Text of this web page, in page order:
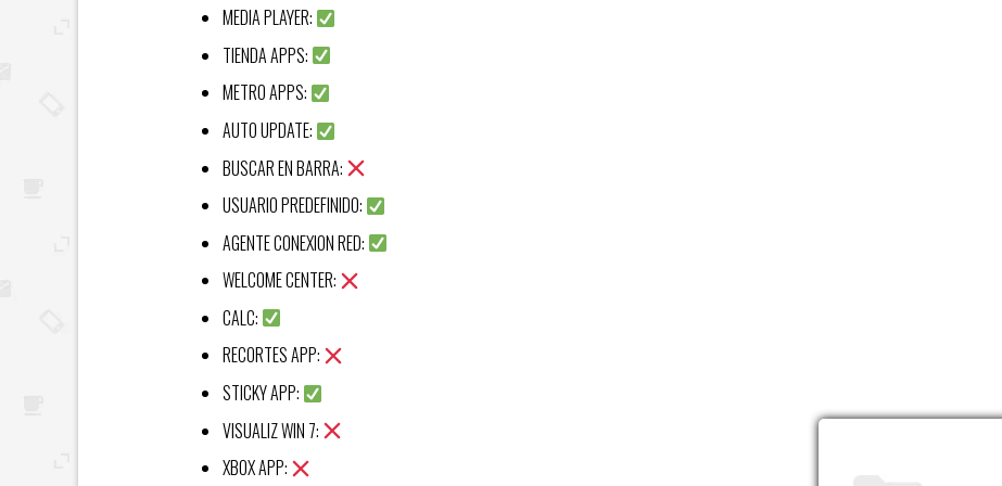
MEDIA PLAYER:
TIENDA APPS:
METRO APPS:
AUTO UPDATE:
BUSCAR EN BARRA:
USUARIO PREDEFINIDO:
AGENTE CONEXION RED:
WELCOME CENTER:
CALC:
RECORTES APP:
STICKY APP:
VISUALIZ WIN 7:
XBOX APP: